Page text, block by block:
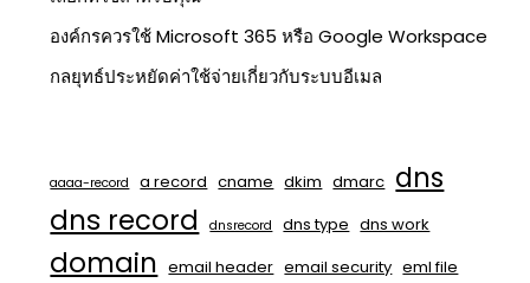
องค์กรควรใช้ Microsoft 365 หรือ Google Workspace
กลยุทธ์ประหยัดค่าใช้จ่ายเกี่ยวกับระบบอีเมล
aaaa-record a record cname dkim dmarc dns
dns record
dnsrecord dns type dns work
domain email header email security eml file